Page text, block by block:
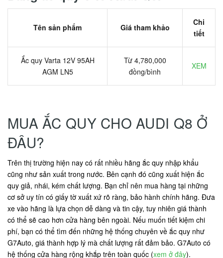
Tên sản phẩm Giá tham khảo
Chi
tiết
Ắc quy Varta 12V 95AH
AGM LN5
Từ 4,780,000
đồng/bình
XEM
MUA ẮC QUY CHO AUDI Q8 Ở
ĐÂU?
Trên thị trường hiện nay có rất nhiều hãng ắc quy nhập khẩu
cũng như sản xuất trong nước. Bên cạnh đó cũng xuất hiện ắc
quy giả, nhái, kém chất lượng. Bạn chỉ nên mua hàng tại những
cơ sở uy tín có giấy tờ xuất xứ rõ ràng, bảo hành chính hãng. Đưa
xe vào hãng là lựa chọn dễ dàng và tin cậy, tuy nhiên giá thành
có thể sẽ cao hơn cửa hàng bên ngoài. Nếu muốn tiết kiệm chi
phí, bạn có thể tìm đến những hệ thống chuyên về ắc quy như
G7Auto, giá thành hợp lý mà chất lượng rất đảm bảo. G7Auto có
hệ thống cửa hàng rộng khắp trên toàn quốc (xem ở đây).